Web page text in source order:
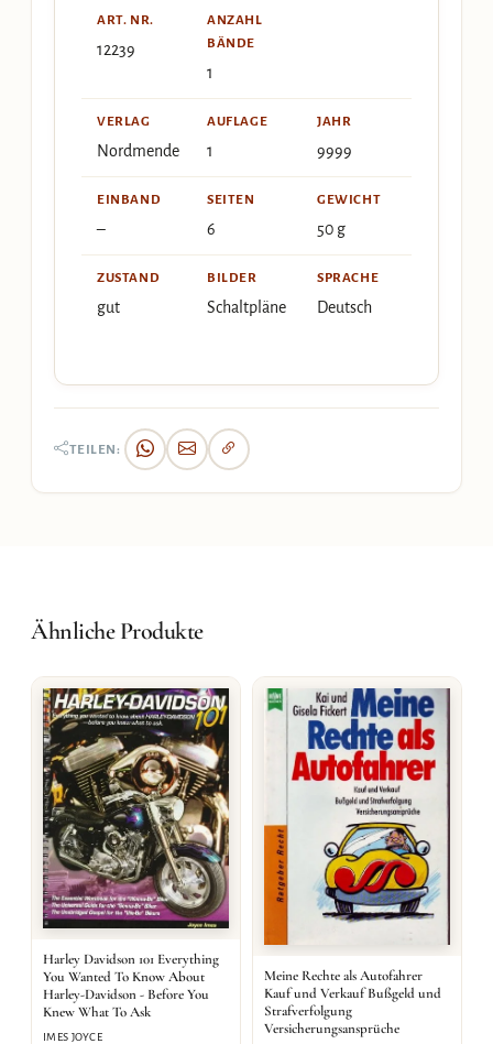
ART. NR.
12239
ANZAHL
BÄNDE
1
VERLAG
Nordmende
AUFLAGE
1
JAHR
9999
EINBAND
–
SEITEN
6
GEWICHT
50 g
ZUSTAND
gut
BILDER
Schaltpläne
SPRACHE
Deutsch
TEILEN:
Ähnliche Produkte
Harley Davidson 101 Everything
You Wanted To Know About
Harley-Davidson - Before You
Knew What To Ask
IMES JOYCE
Meine Rechte als Autofahrer
Kauf und Verkauf Bußgeld und
Strafverfolgung
Versicherungsansprüche